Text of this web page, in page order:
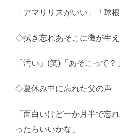
「アマリリスがいい」「球
◇拭き忘れあそこに黴が生
「汚い」(笑)「あそこって？
◇夏休み中に忘れた父の
「面白いけど一か月半で忘
ったらいいかな」